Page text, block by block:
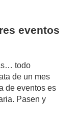
eventos
todo
de un mes
de eventos es
Pasen y